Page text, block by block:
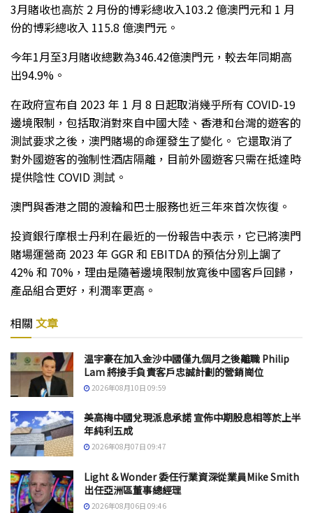
3月賭收也高於 2 月份的博彩總收入103.2 億澳門元和 1 月
份的博彩總收入 115.8 億澳門元。
今年1月至3月賭收總數為346.42億澳門元，較去年同期高
出94.9%。
在政府宣布自 2023 年 1 月 8 日起取消幾乎所有 COVID-19
邊境限制，包括取消對來自中國大陸、香港和台灣的遊客的
測試要求之後，澳門賭場的命運發生了變化。 它還取消了
對外國遊客的強制性酒店隔離，目前外國遊客只需在抵達時
提供陰性 COVID 測試。
澳門與香港之間的渡輪和巴士服務也近三年來首次恢復。
投資銀行摩根士丹利在最近的一份報告中表示，它已將澳門
賭場運營商 2023 年 GGR 和 EBITDA 的預估分別上調了
42% 和 70%，理由是隨著邊境限制放寬後中國客戶回歸，
產品組合更好，利潤率更高。
相關 文章
温宇豪在加入金沙中國僅九個月之後離職 Philip
Lam 將接手負責客戶忠誠計劃的營銷崗位
2026年08月10日 09:59
美高梅中國兌現派息承諾 宣佈中期股息相等於上半
年純利五成
2026年08月07日 09:47
Light & Wonder 委任行業資深從業員Mike Smith
出任亞洲區董事總經理
2026年08月06日 09:46